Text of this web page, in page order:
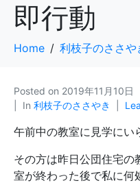
即行動
Home 利枝子のささや
Posted on 2019年11月10日
In 利枝子のささやき
午前中の教室に見学にい
その方は昨日公団住宅の
室が終わった後で私に何